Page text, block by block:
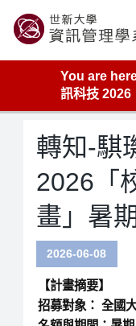
content
世新大學資管系網站
You are
訊科技 2026
轉知-騏
2026「
畫」暑
2026-06-08
【計畫摘要】
招募對象： 全國